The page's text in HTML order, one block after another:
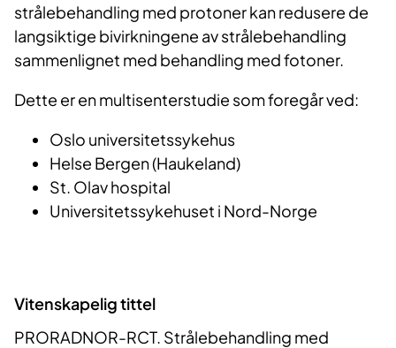
strålebehandling med protoner kan redusere de
langsiktige bivirkningene av strålebehandling
sammenlignet med behandling med fotoner.
Dette er en multisenterstudie som foregår ved:
Oslo universitetssykehus
Helse Bergen (Haukeland)
St. Olav hospital
Universitetssykehuset i Nord-Norge
Vitenskapelig tittel
PRORADNOR-RCT. Strålebehandling med